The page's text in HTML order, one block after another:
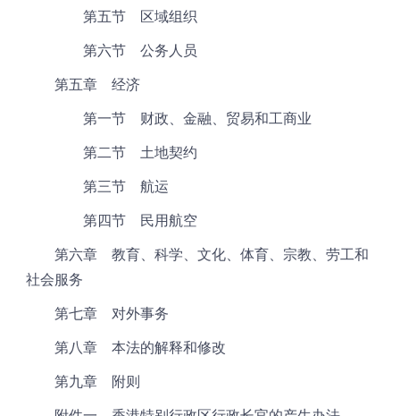
第五节 区域组织
第六节 公务人员
第五章 经济
第一节 财政、金融、贸易和工商业
第二节 土地契约
第三节 航运
第四节 民用航空
第六章 教育、科学、文化、体育、宗教、劳工和
社会服务
第七章 对外事务
第八章 本法的解释和修改
第九章 附则